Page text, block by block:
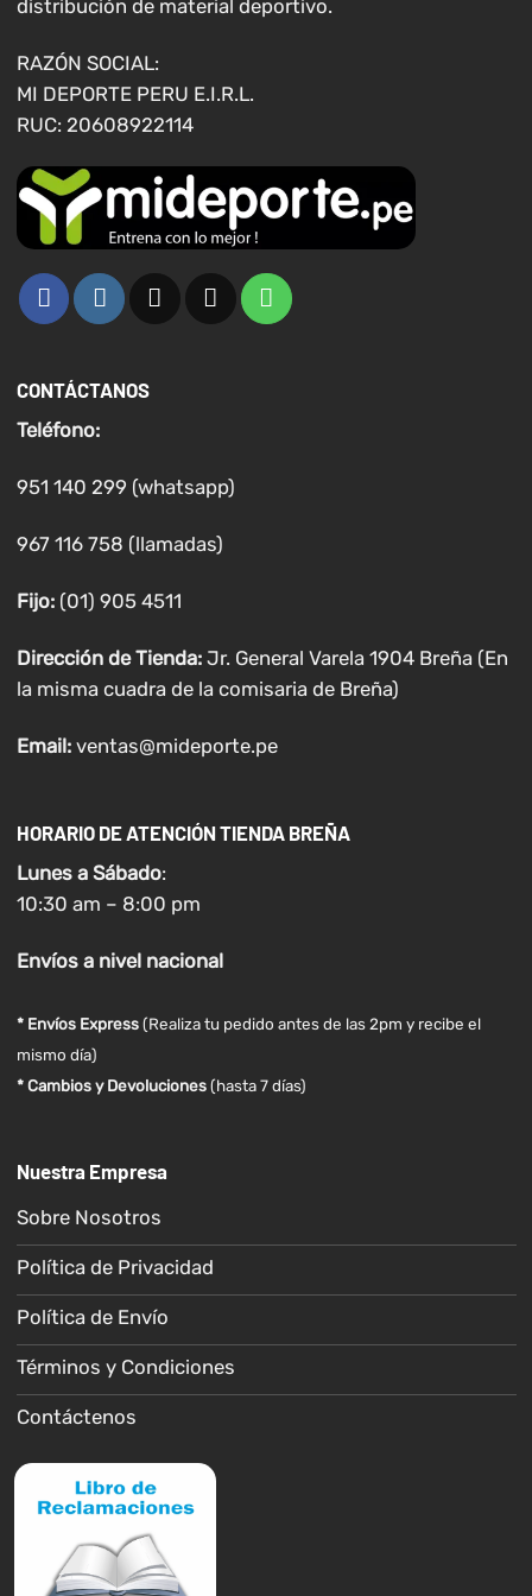
distribución de material deportivo.
RAZÓN SOCIAL:
MI DEPORTE PERU E.I.R.L.
RUC: 20608922114
CONTÁCTANOS
Teléfono:
951 140 299 (whatsapp)
967 116 758 (llamadas)
Fijo:(01) 905 4511
Dirección de Tienda: Jr. General Varela 1904 Breña (En
la misma cuadra de la comisaria de Breña)
Email: ventas@mideporte.pe
HORARIO DE ATENCIÓN TIENDA BREÑA
Lunes a Sábado:
10:30 am – 8:00 pm
Envíosa nivel nacional
* Envíos Express(Realiza tu pedido antes de las 2pm y recibe el
mismo día)
* Cambios y Devoluciones (hasta 7 días)
Nuestra Empresa
Sobre Nosotros
Política de Privacidad
Política de Envío
Términos y Condiciones
Contáctenos